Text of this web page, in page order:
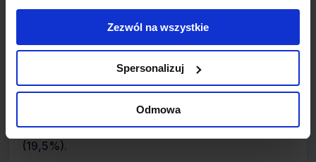
Zezwól na wszystkie
Spersonalizuj
Odmowa
Saint Exupéry. Jako regionalny partner Air France
możliwe są także loty z paryskiego portu Charles
de Gaulle.
Linie zostały utworzone w 1998 roku przez
czterech głównych udziałowców, i należą do
prywatnych inwestorów (80,5%) oraz do Brit Air
(19,5%).